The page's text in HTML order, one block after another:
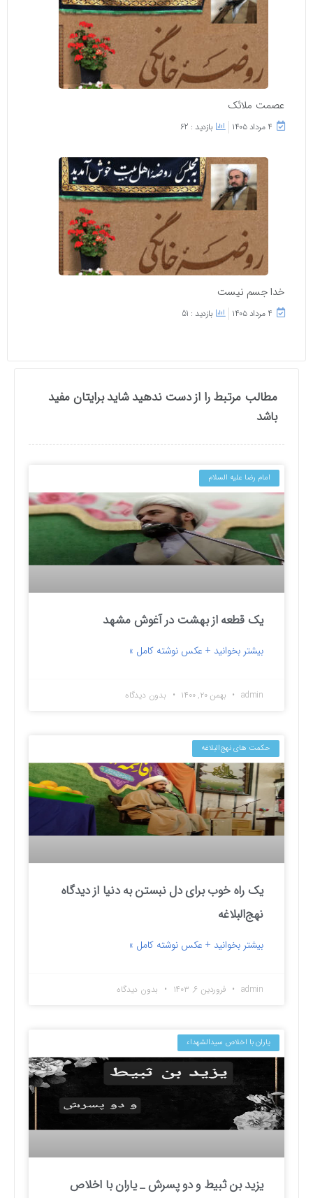
عصمت ملائک
۴ مرداد ۱۴۰۵ بازدید : 62
خدا جسم نیست
۴ مرداد ۱۴۰۵ بازدید : 51
مطالب مرتبط را از دست ندهید شاید برایتان مفید
باشد
امام رضا علیه السلام
یک قطعه از بهشت در آغوش مشهد
بیشتر بخوانید + عکس نوشته کامل »
admin بهمن ۲۰, ۱۴۰۰ بدون دیدگاه
حکمت های نهج‌البلاغه
یک راه خوب برای دل نبستن به دنیا از دیدگاه
نهج‌البلاغه
بیشتر بخوانید + عکس نوشته کامل »
admin فروردین ۶, ۱۴۰۳ بدون دیدگاه
یاران با اخلاص سیدالشهداء
یزید بن ثبیط و دو پسرش _ یاران با اخلاص